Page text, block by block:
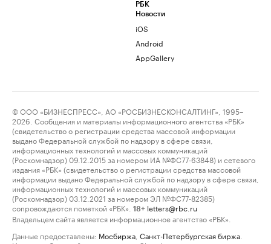
РБК
Новости
iOS
Android
AppGallery
© ООО «БИЗНЕСПРЕСС», АО «РОСБИЗНЕСКОНСАЛТИНГ», 1995–
2026. Сообщения и материалы информационного агентства «РБК»
(свидетельство о регистрации средства массовой информации
выдано Федеральной службой по надзору в сфере связи,
информационных технологий и массовых коммуникаций
(Роскомнадзор) 09.12.2015 за номером ИА №ФС77-63848) и сетевого
издания «РБК» (свидетельство о регистрации средства массовой
информации выдано Федеральной службой по надзору в сфере связи,
информационных технологий и массовых коммуникаций
(Роскомнадзор) 03.12.2021 за номером ЭЛ №ФС77-82385)
сопровождаются пометкой «РБК».
18+ letters@rbc.ru
Владельцем сайта является информационное агентство «РБК».
Данные предоставлены: Мосбиржа Санкт-Петербургская биржа